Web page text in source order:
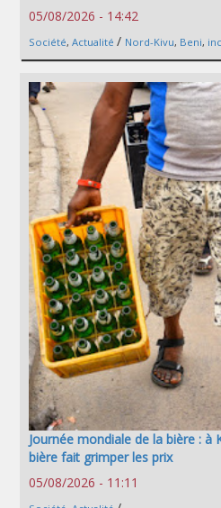
05/08/2026 - 14:42
Société, Actualité / Nord-Kivu, Beni,
Journée mondiale de la bière : à
bière fait grimper les prix
05/08/2026 - 11:11